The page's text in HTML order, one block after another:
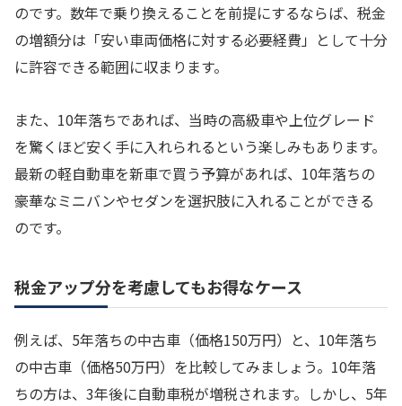
のです。数年で乗り換えることを前提にするならば、税金
の増額分は「安い車両価格に対する必要経費」として十分
に許容できる範囲に収まります。
また、10年落ちであれば、当時の高級車や上位グレード
を驚くほど安く手に入れられるという楽しみもあります。
最新の軽自動車を新車で買う予算があれば、10年落ちの
豪華なミニバンやセダンを選択肢に入れることができる
のです。
税金アップ分を考慮してもお得なケース
例えば、5年落ちの中古車（価格150万円）と、10年落ち
の中古車（価格50万円）を比較してみましょう。10年落
ちの方は、3年後に自動車税が増税されます。しかし、5年